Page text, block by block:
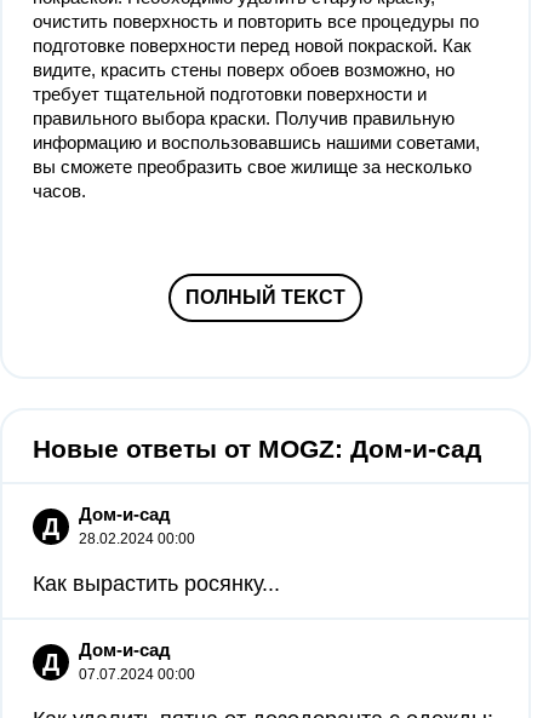
очистить поверхность и повторить все процедуры по
подготовке поверхности перед новой покраской. Как
видите, красить стены поверх обоев возможно, но
требует тщательной подготовки поверхности и
правильного выбора краски. Получив правильную
информацию и воспользовавшись нашими советами,
вы сможете преобразить свое жилище за несколько
часов.
ПОЛНЫЙ ТЕКСТ
Новые ответы от MOGZ: Дом-и-сад
Д Дом-и-сад
28.02.2024 00:00
Как вырастить росянку...
Д Дом-и-сад
07.07.2024 00:00